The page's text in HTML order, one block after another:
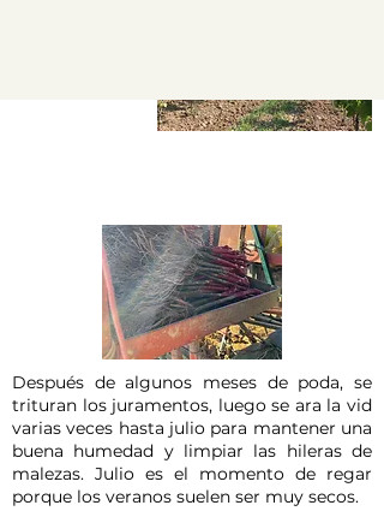
Después de algunos meses de poda, se
trituran los juramentos, luego se ara la vid
varias veces hasta julio para mantener una
buena humedad y limpiar las hileras de
malezas. Julio es el momento de regar
porque los veranos suelen ser muy secos.